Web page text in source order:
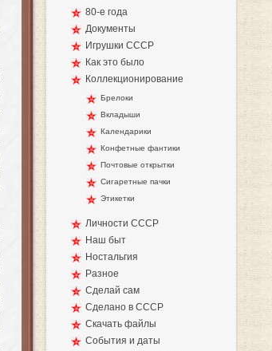
80-е года
Документы
Игрушки СССР
Как это было
Коллекционирование
Брелоки
Вкладыши
Календарики
Конфетные фантики
Почтовые открытки
Сигаретные пачки
Этикетки
Личности СССР
Наш быт
Ностальгия
Разное
Сделай сам
Сделано в СССР
Скачать файлы
События и даты